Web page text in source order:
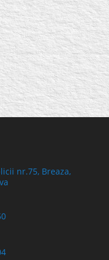
nr.75, Breaza,